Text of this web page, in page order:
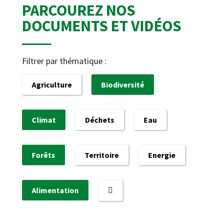
PARCOUREZ NOS
DOCUMENTS ET VIDÉOS
Filtrer par thématique :
Agriculture Biodiversité
Climat Déchets Eau
Forêts Territoire Energie
Alimentation